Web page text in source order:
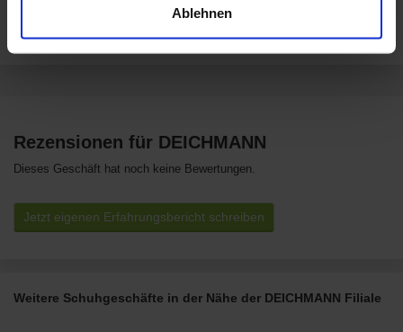
Ablehnen
Rezensionen für DEICHMANN
Dieses Geschäft hat noch keine Bewertungen.
Jetzt eigenen Erfahrungsbericht schreiben
Weitere Schuhgeschäfte in der Nähe der DEICHMANN Filiale